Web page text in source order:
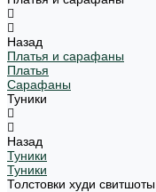
Назад
Платья и сарафаны
Платья
Сарафаны
Туники
Назад
Туники
Туники
Толстовки худи свитшоты